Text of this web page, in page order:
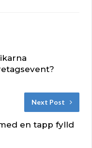
Next Post
en tapp fylld